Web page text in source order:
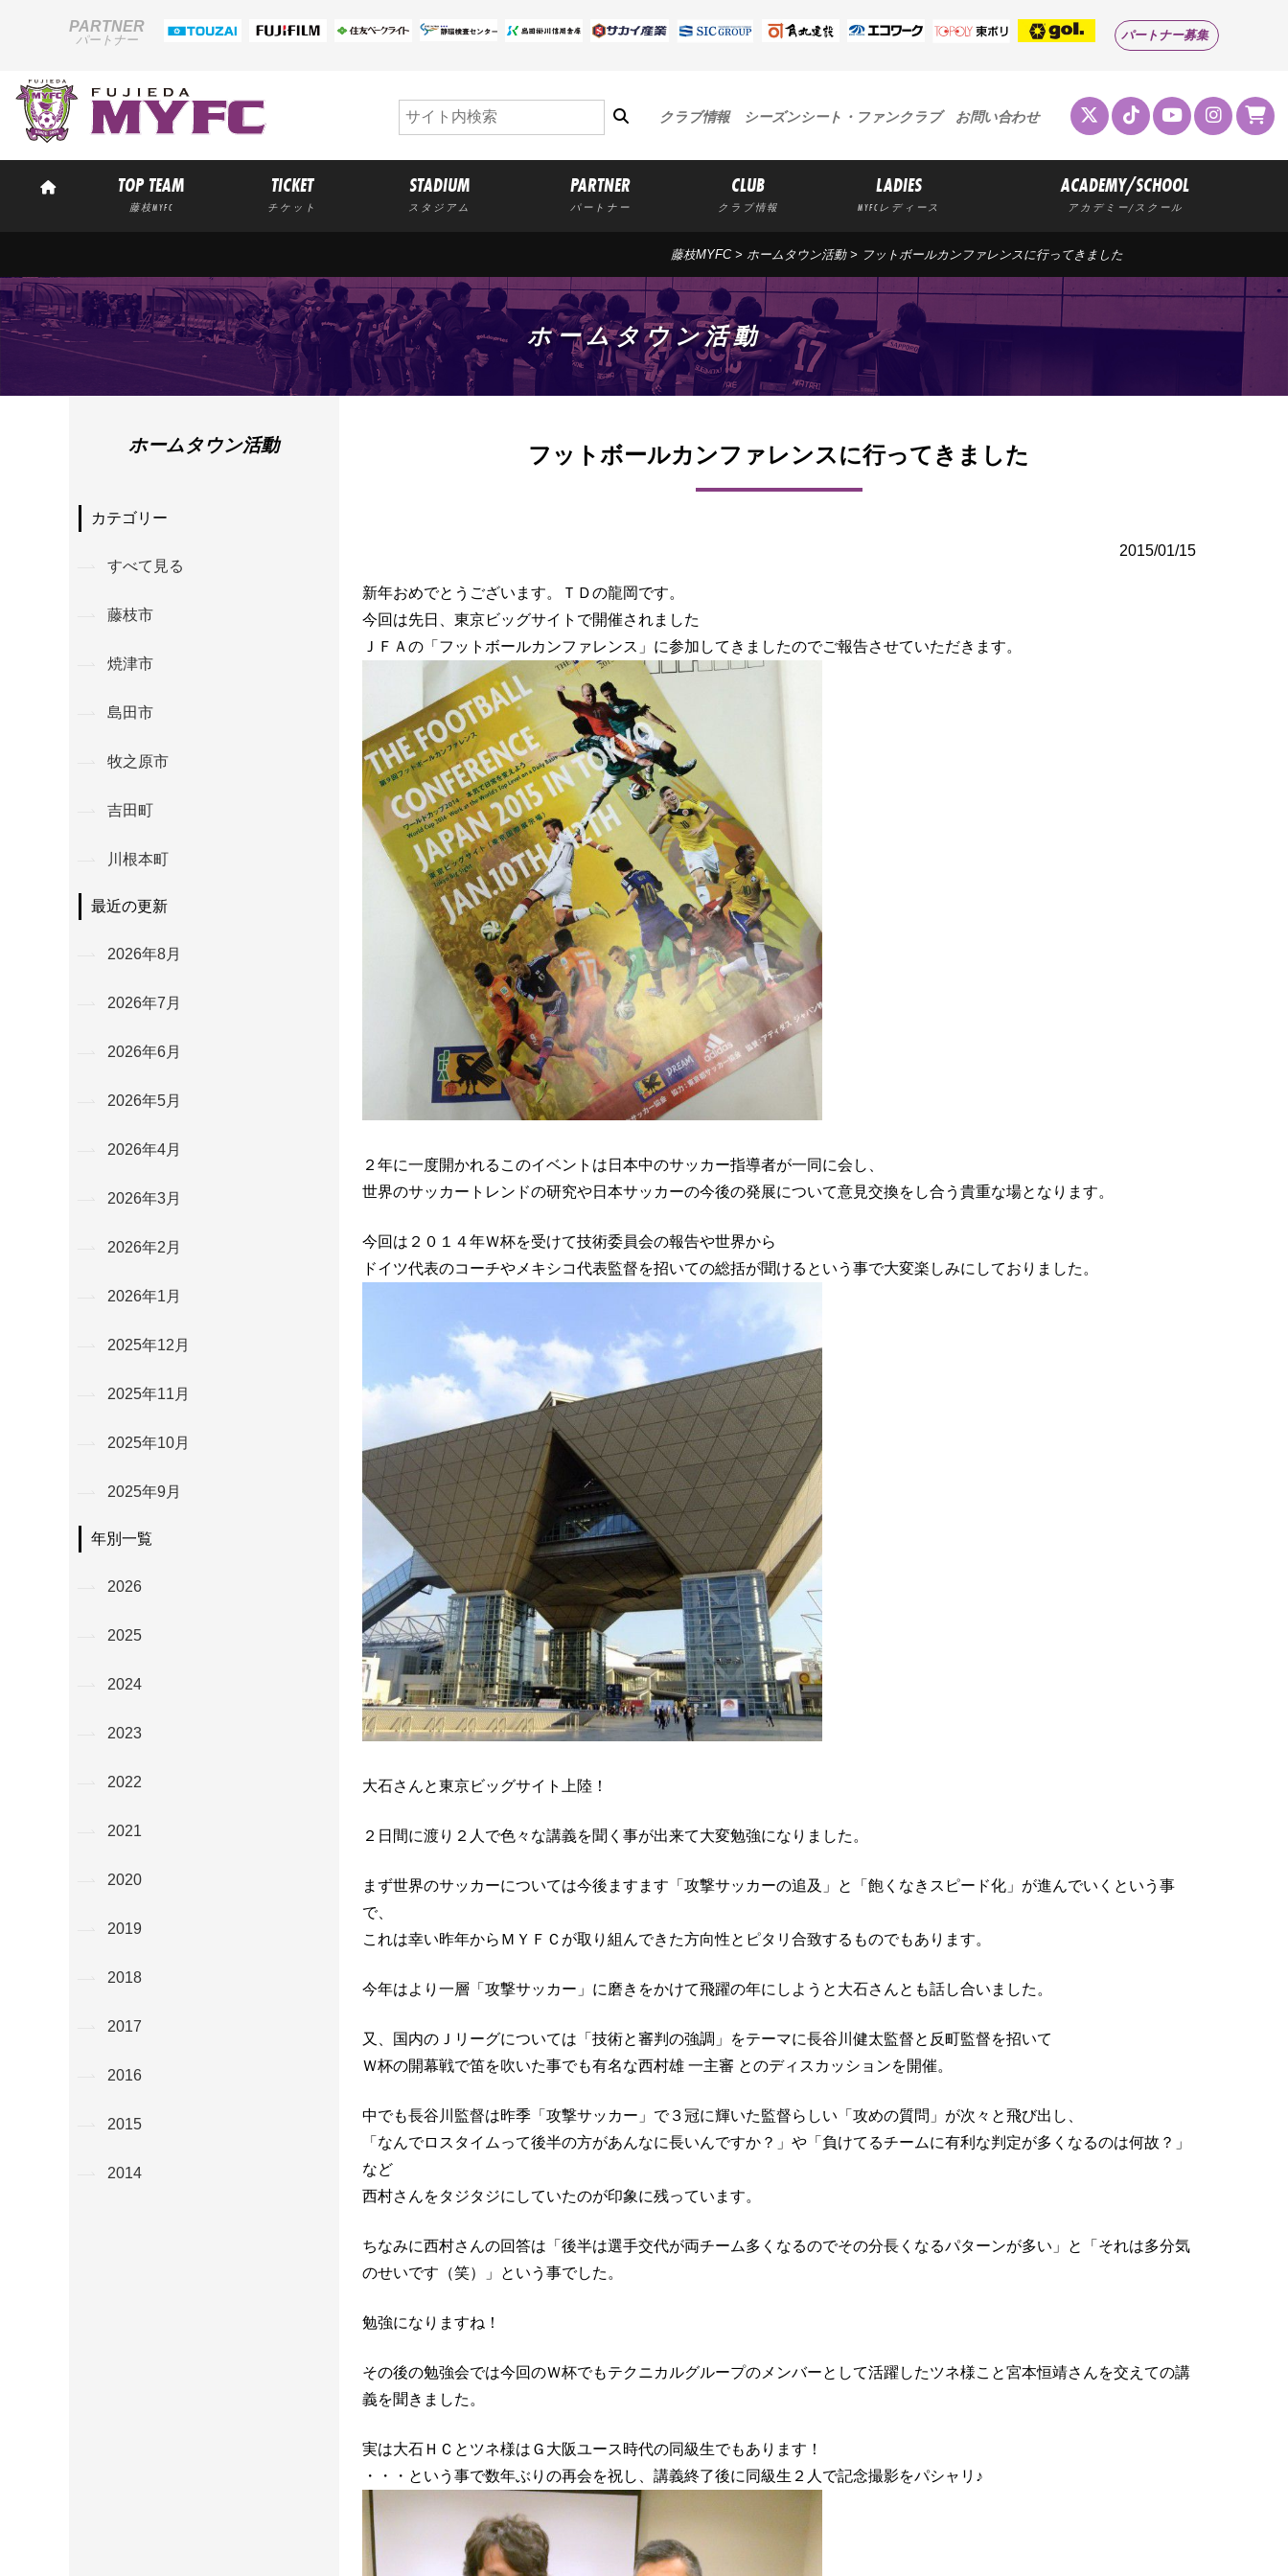
PARTNER
パートナー パートナー募集
クラブ情報 シーズンシート・ファンクラブ お問い合わせ
TOP TEAM
藤枝MYFC
TICKET
チケット
STADIUM
スタジアム
PARTNER
パートナー
CLUB
クラブ情報
LADIES
MYFCレディース
ACADEMY/SCHOOL
アカデミー/スクール
藤枝MYFC> ホームタウン活動> フットボールカンファレンスに行ってきました
ホームタウン活動
フットボールカンファレンスに行ってきました
2015/01/15
新年おめでとうございます。ＴＤの龍岡です。
今回は先日、東京ビッグサイトで開催されました
ＪＦＡの「フットボールカンファレンス」に参加してきましたのでご報告させていただきます。
２年に一度開かれるこのイベントは日本中のサッカー指導者が一同に会し、
世界のサッカートレンドの研究や日本サッカーの今後の発展について意見交換をし合う貴重な場となります。
今回は２０１４年Ｗ杯を受けて技術委員会の報告や世界から
ドイツ代表のコーチやメキシコ代表監督を招いての総括が聞けるという事で大変楽しみにしておりました。
大石さんと東京ビッグサイト上陸！
２日間に渡り２人で色々な講義を聞く事が出来て大変勉強になりました。
まず世界のサッカーについては今後ますます「攻撃サッカーの追及」と「飽くなきスピード化」が進んでいくという事
で、
これは幸い昨年からＭＹＦＣが取り組んできた方向性とピタリ合致するものでもあります。
今年はより一層「攻撃サッカー」に磨きをかけて飛躍の年にしようと大石さんとも話し合いました。
又、国内のＪリーグについては「技術と審判の強調」をテーマに長谷川健太監督と反町監督を招いて
Ｗ杯の開幕戦で笛を吹いた事でも有名な西村雄 一主審 とのディスカッションを開催。
中でも長谷川監督は昨季「攻撃サッカー」で３冠に輝いた監督らしい「攻めの質問」が次々と飛び出し、
「なんでロスタイムって後半の方があんなに長いんですか？」や「負けてるチームに有利な判定が多くなるのは何故？」
など
西村さんをタジタジにしていたのが印象に残っています。
ちなみに西村さんの回答は「後半は選手交代が両チーム多くなるのでその分長くなるパターンが多い」と「それは多分気
のせいです（笑）」という事でした。
勉強になりますね！
その後の勉強会では今回のＷ杯でもテクニカルグループのメンバーとして活躍したツネ様こと宮本恒靖さんを交えての講
義を聞きました。
実は大石ＨＣとツネ様はＧ大阪ユース時代の同級生でもあります！
・・・という事で数年ぶりの再会を祝し、講義終了後に同級生２人で記念撮影をパシャリ♪
ホームタウン活動
カテゴリー
すべて見る
藤枝市
焼津市
島田市
牧之原市
吉田町
川根本町
最近の更新
2026年8月
2026年7月
2026年6月
2026年5月
2026年4月
2026年3月
2026年2月
2026年1月
2025年12月
2025年11月
2025年10月
2025年9月
年別一覧
2026
2025
2024
2023
2022
2021
2020
2019
2018
2017
2016
2015
2014